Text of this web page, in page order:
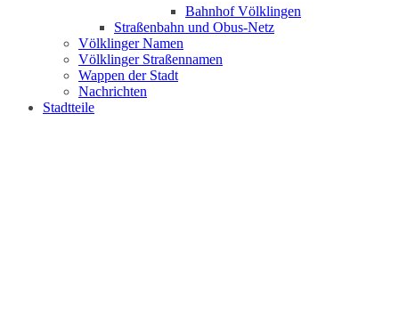
Bahnhof Völklingen
Straßenbahn und Obus-Netz
Völklinger Namen
Völklinger Straßennamen
Wappen der Stadt
Nachrichten
Stadtteile